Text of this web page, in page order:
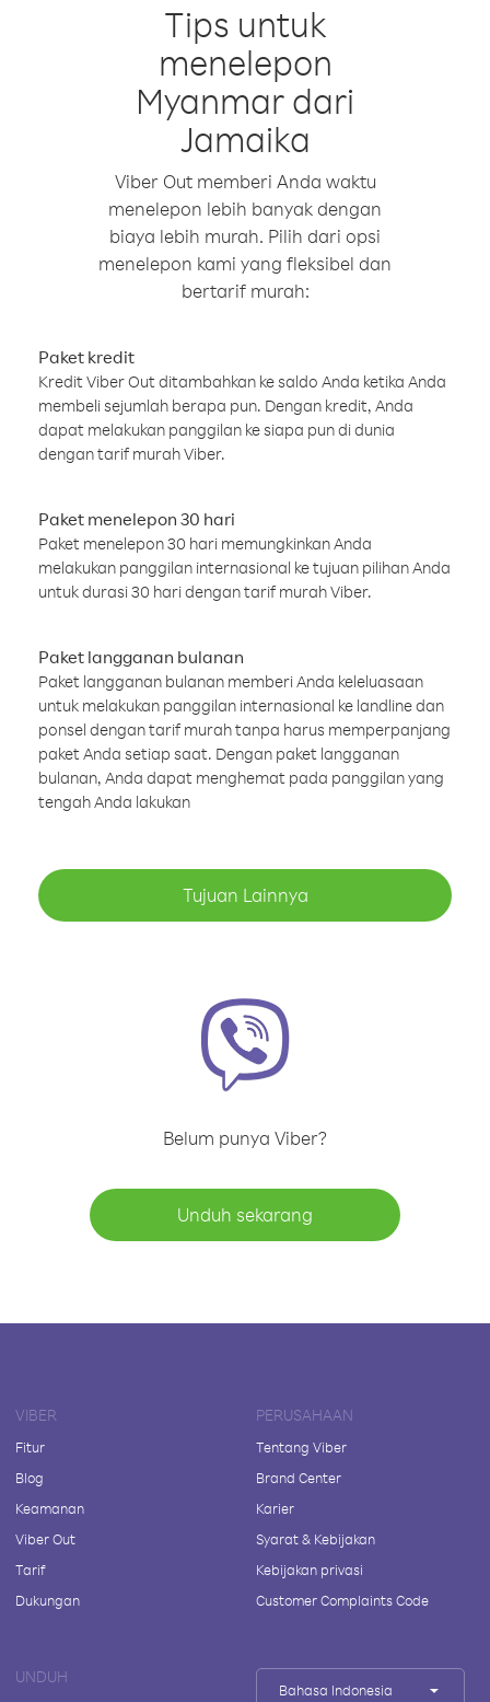
Tips untuk
menelepon
Myanmar dari
Jamaika
Viber Out memberi Anda waktu
menelepon lebih banyak dengan
biaya lebih murah. Pilih dari opsi
menelepon kami yang fleksibel dan
bertarif murah:
Paket kredit
Kredit Viber Out ditambahkan ke saldo Anda ketika Anda
membeli sejumlah berapa pun. Dengan kredit, Anda
dapat melakukan panggilan ke siapa pun di dunia
dengan tarif murah Viber.
Paket menelepon 30 hari
Paket menelepon 30 hari memungkinkan Anda
melakukan panggilan internasional ke tujuan pilihan Anda
untuk durasi 30 hari dengan tarif murah Viber.
Paket langganan bulanan
Paket langganan bulanan memberi Anda keleluasaan
untuk melakukan panggilan internasional ke landline dan
ponsel dengan tarif murah tanpa harus memperpanjang
paket Anda setiap saat. Dengan paket langganan
bulanan, Anda dapat menghemat pada panggilan yang
tengah Anda lakukan
Tujuan Lainnya
Belum punya Viber?
Unduh sekarang
VIBER
Fitur
Blog
Keamanan
Viber Out
Tarif
Dukungan
PERUSAHAAN
Tentang Viber
Brand Center
Karier
Syarat & Kebijakan
Kebijakan privasi
Customer Complaints Code
UNDUH
Bahasa Indonesia